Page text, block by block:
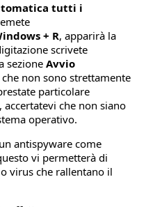
tutti i
+ R, apparirà la
scrivete
sezione Avvio
non sono strettamente
particolare
accertatevi che non siano
operativo.
antispyware come
vi permetterà di
virus che rallentano il